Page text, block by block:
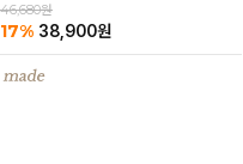
46,680원
17% 38,900원